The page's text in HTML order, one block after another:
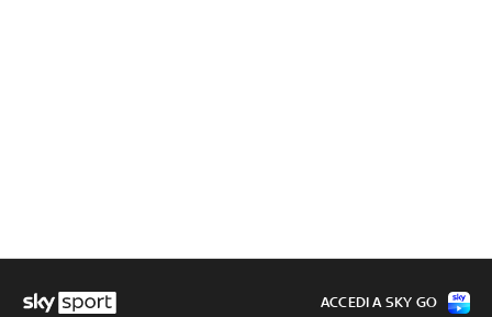
ACCEDI A SKY GO